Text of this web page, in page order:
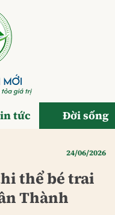
tức Đời sống
24/06/2026
thể bé trai
Thành